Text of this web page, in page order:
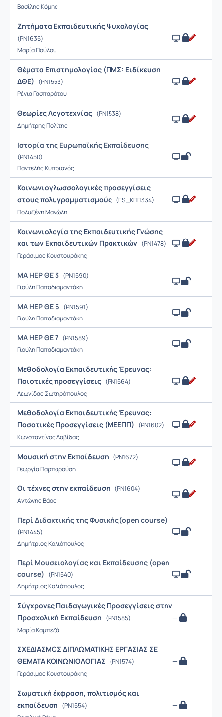
Βασίλης Κόμης
Ζητήματα Εκπαιδευτικής Ψυχολογίας
(PN1635)
Μαρία Πούλου
Θέματα Επιστημολογίας (ΠΜΣ: Ειδίκευση
ΔΘΕ) (PN1553)
Ρένια Γασπαράτου
Θεωρίες Λογοτεχνίας (PN1538)
Δημήτρης Πολίτης
Ιστορία της Ευρωπαϊκής Εκπαίδευσης
(PN1450)
Παντελής Κυπριανός
Κοινωνιογλωσσολογικές προσεγγίσεις
στους πολυγραμματισμούς (ES_ΚΠΠ334)
Πολυξένη Μανώλη
Κοινωνιολογία της Εκπαιδευτικής Γνώσης
και των Εκπαιδευτικών Πρακτικών (PN1478)
Γεράσιμος Κουστουράκης
ΜΑ ΗΕΡ ΘΕ 3 (PN1590)
Γιούλη Παπαδιαμαντάκη
ΜΑ ΗΕΡ ΘΕ 6 (PN1591)
Γιούλη Παπαδιαμαντάκη
ΜΑ ΗΕΡ ΘΕ 7 (PN1589)
Γιούλη Παπαδιαμαντάκη
Μεθοδολογία Εκπαιδευτικής Έρευνας:
Ποιοτικές προσεγγίσεις (PN1564)
Λεωνίδας Σωτηρόπουλος
Μεθοδολογία Εκπαιδευτικής Έρευνας:
Ποσοτικές Προσεγγίσεις (ΜΕΕΠΠ) (PN1602)
Κωνσταντίνος Λαβίδας
Μουσική στην Εκπαίδευση (PN1672)
Γεωργία Παρπαρούση
Οι τέχνες στην εκπαίδευση (PN1604)
Αντώνης Βάος
Περί Διδακτικής της Φυσικής(open course)
(PN1445)
Δημήτριος Κολιόπουλος
Περί Μουσειολογίας και Εκπαίδευσης (open
course) (PN1540)
Δημήτριος Κολιόπουλος
Σύγχρονες Παιδαγωγικές Προσεγγίσεις στην
Προσχολική Εκπαίδευση (PN1585)
Μαρία Καμπεζά
—
ΣΧΕΔΙΑΣΜΟΣ ΔΙΠΛΩΜΑΤΙΚΗΣ ΕΡΓΑΣΙΑΣ ΣΕ
ΘΕΜΑΤΑ ΚΟΙΝΩΝΙΟΛΟΓΙΑΣ (PN1574)
Γεράσιμος Κουστουράκης
—
Σωματική έκφραση, πολιτισμός και
εκπαίδευση (PN1554)
—